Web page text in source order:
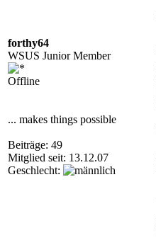
forthy64
WSUS Junior Member
Offline
... makes things possible
Beiträge: 49
Mitglied seit: 13.12.07
Geschlecht: